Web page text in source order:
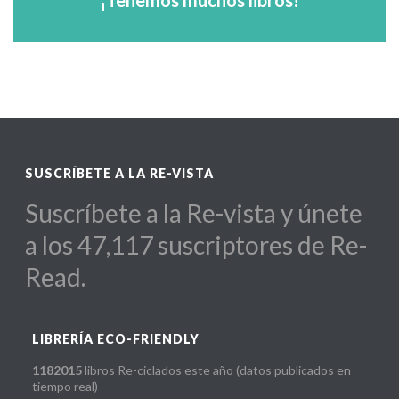
Para escuelas, diseñadores, hoteles,
SUSCRÍBETE A LA RE-VISTA
Suscríbete a la Re-vista y únete
a los 47,117 suscriptores de Re-
Read.
LIBRERÍA ECO-FRIENDLY
1182015libros Re-ciclados este año (datos publicados en
tiempo real)